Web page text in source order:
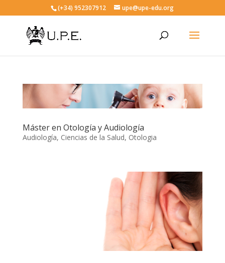
(+34) 952307912 upe@upe-edu.org
Máster en Otología y Audiología
Audiología, Ciencias de la Salud, Otologia